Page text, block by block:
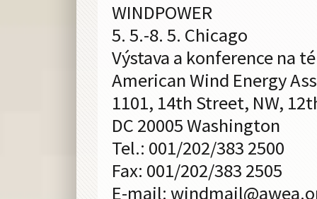
WINDPOWER
5. 5.-8. 5. Chicago
Výstava a konference na
American Wind Energy
1101, 14th Street, NW,
DC 20005 Washington
Tel.: 001/202/383 2500
Fax: 001/202/383 2505
E-mail: windmail@